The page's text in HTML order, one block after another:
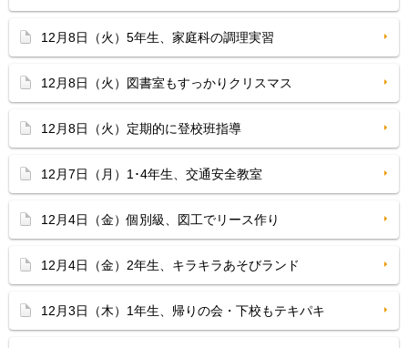
12月8日（火）5年生、家庭科の調理実習
12月8日（火）図書室もすっかりクリスマス
12月8日（火）定期的に登校班指導
12月7日（月）1･4年生、交通安全教室
12月4日（金）個別級、図工でリース作り
12月4日（金）2年生、キラキラあそびランド
12月3日（木）1年生、帰りの会・下校もテキパキ